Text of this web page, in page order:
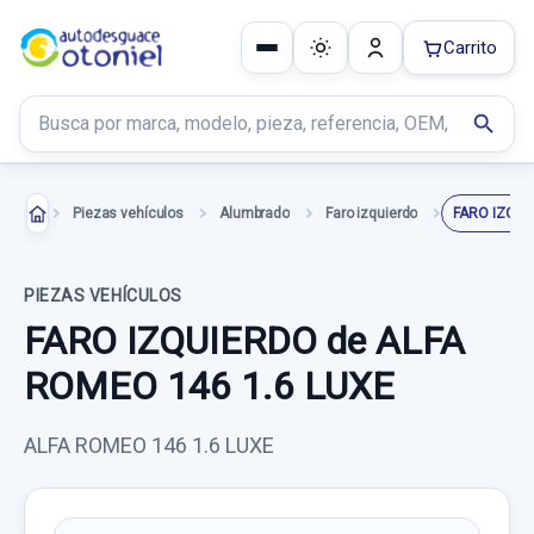
Buscar productos
search
Carrito
Piezas vehículos Alumbrado Faro izquierdo FARO
PIEZAS VEHÍCULOS
FARO IZQUIERDO de ALFA
ROMEO 146 1.6 LUXE
ALFA ROMEO 146 1.6 LUXE